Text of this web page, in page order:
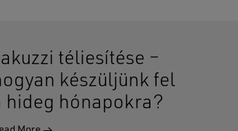
téliesítése –
készüljünk fel
hideg hónapokra?